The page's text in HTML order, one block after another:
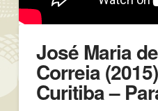
José Maria
Correia
Curitiba –